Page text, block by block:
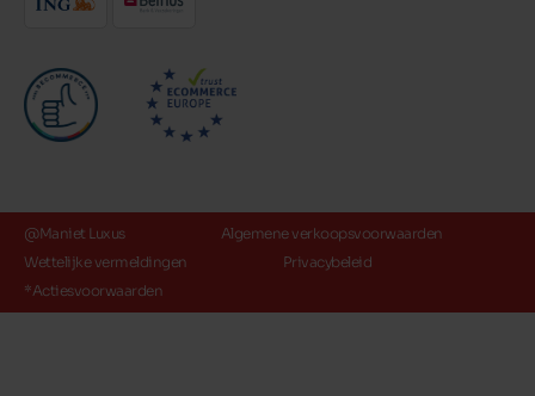
@Maniet Luxus
Algemene verkoopsvoorwaarden
Wettelijke vermeldingen
Privacybeleid
*Actiesvoorwaarden